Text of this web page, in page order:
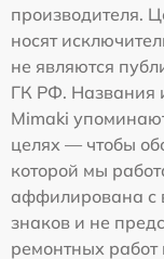
производителя.
носят
не являются
ГК РФ. Названия
Mimaki
целях — чтобы
которой мы
аффилирована с
знаков и не
ремонтных